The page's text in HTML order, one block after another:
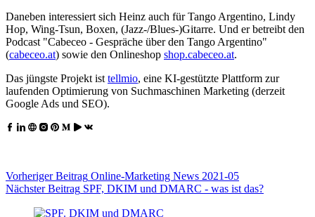
Daneben interessiert sich Heinz auch für Tango Argentino, Lindy
Hop, Wing-Tsun, Boxen, (Jazz-/Blues-)Gitarre. Und er betreibt den
Podcast "Cabeceo - Gespräche über den Tango Argentino"
(cabeceo.at) sowie den Onlineshop shop.cabeceo.at.
Das jüngste Projekt ist tellmio, eine KI-gestützte Plattform zur
laufenden Optimierung von Suchmaschinen Marketing (derzeit
Google Ads und SEO).
VorherigerBeitrag Online-Marketing News 2021-05
NächsterBeitrag SPF, DKIM und DMARC - was ist das?